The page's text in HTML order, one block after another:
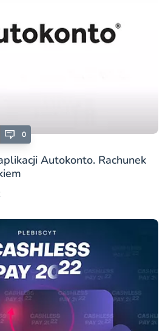
0
Autokonto. Rachunek